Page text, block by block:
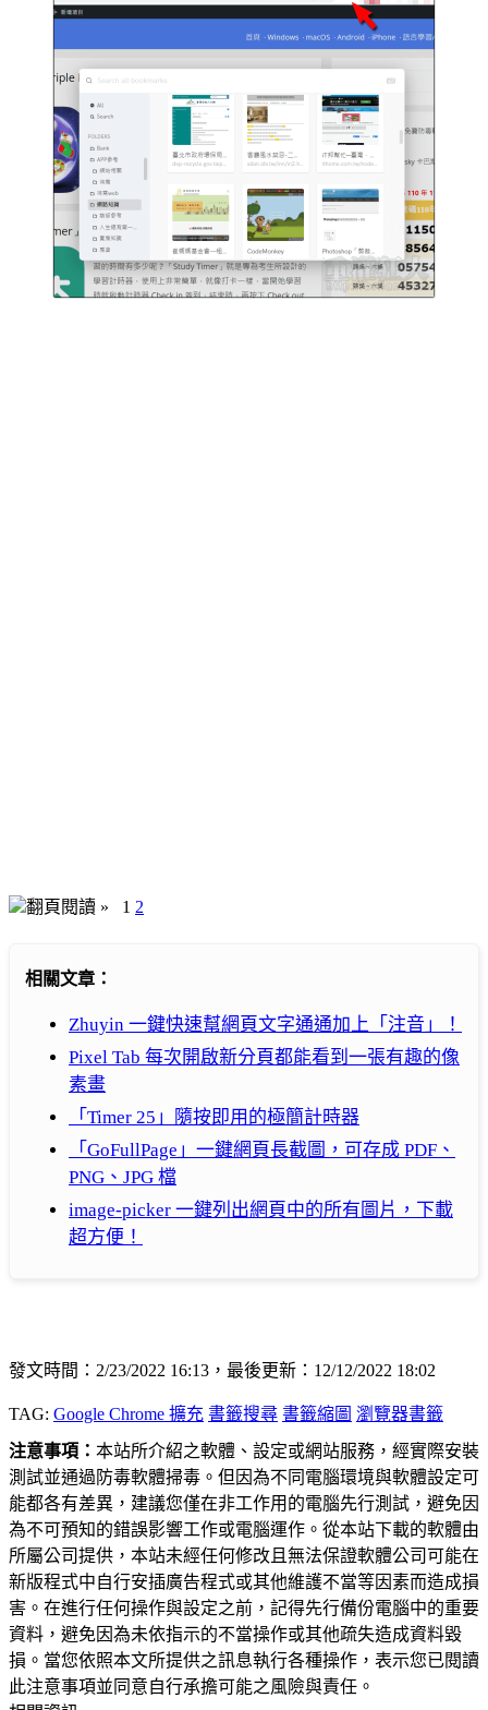
翻頁閱讀 » 1 2
相關文章：
Zhuyin 一鍵快速幫網頁文字通通加上「注音」！
Pixel Tab 每次開啟新分頁都能看到一張有趣的像
素畫
「Timer 25」隨按即用的極簡計時器
「GoFullPage」一鍵網頁長截圖，可存成 PDF、
PNG、JPG 檔
image-picker 一鍵列出網頁中的所有圖片，下載
超方便！
發文時間：2/23/2022 16:13，最後更新：12/12/2022 18:02
TAG: Google Chrome 擴充 書籤搜尋 書籤縮圖 瀏覽器書籤
注意事項： 本站所介紹之軟體、設定或網站服務，經實際安裝
測試並通過防毒軟體掃毒。但因為不同電腦環境與軟體設定可
能都各有差異，建議您僅在非工作用的電腦先行測試，避免因
為不可預知的錯誤影響工作或電腦運作。從本站下載的軟體由
所屬公司提供，本站未經任何修改且無法保證軟體公司可能在
新版程式中自行安插廣告程式或其他維護不當等因素而造成損
害。在進行任何操作與設定之前，記得先行備份電腦中的重要
資料，避免因為未依指示的不當操作或其他疏失造成資料毀
損。當您依照本文所提供之訊息執行各種操作，表示您已閱讀
此注意事項並同意自行承擔可能之風險與責任。